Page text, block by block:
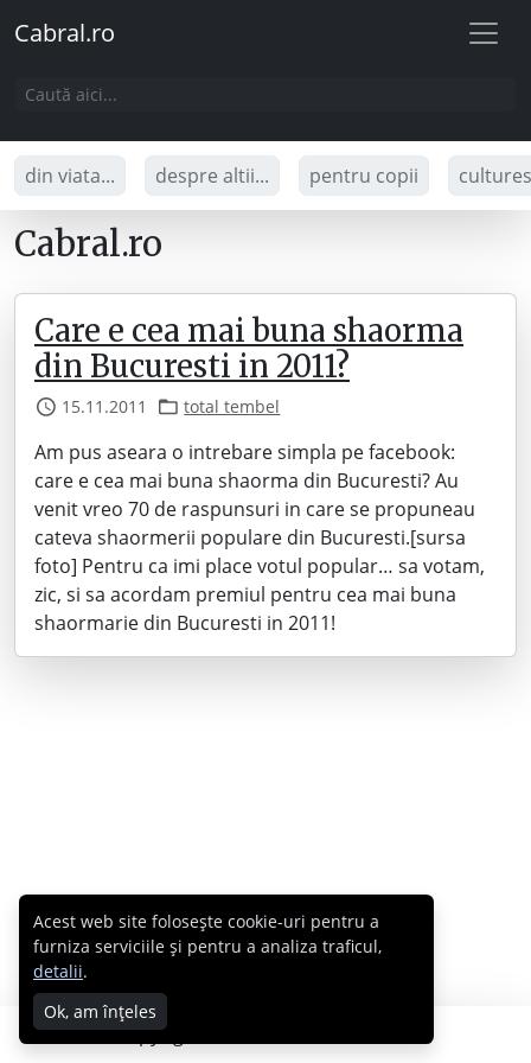
Cabral.ro
din viata... despre altii... pentru copii
Cabral.ro
Care e cea mai buna shaorma
din Bucuresti in 2011?
15.11.2011 total tembel
Am pus aseara o intrebare simpla pe facebook:
care e cea mai buna shaorma din Bucuresti? Au
venit vreo 70 de raspunsuri in care se propuneau
cateva shaormerii populare din Bucuresti.[sursa
foto] Pentru ca imi place votul popular… sa votam,
zic, si sa acordam premiul pentru cea mai buna
shaormarie din Bucuresti in 2011!
Copyright © 2007 - 2026 Cabral.ro
Acest web site folosește cookie-uri pentru a
furniza serviciile și pentru a analiza traficul,
detalii.
Ok, am înțeles